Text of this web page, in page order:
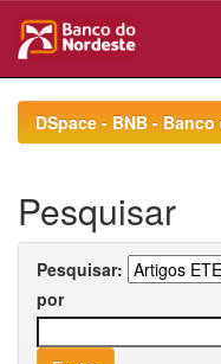
navigationDSpace - BNB -
Pesquisar
Pesquisar:
por